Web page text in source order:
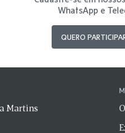
WhatsApp e
QUERO
Martins